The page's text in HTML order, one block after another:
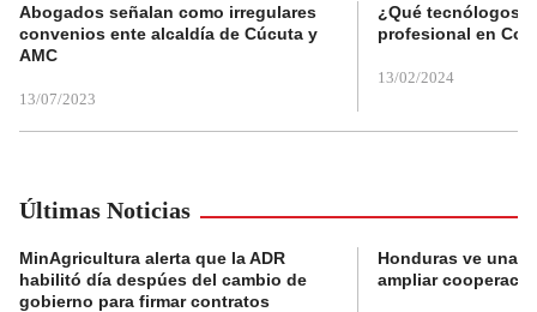
Abogados señalan como irregulares
convenios ente alcaldía de Cúcuta y
AMC
13/07/2023
¿Qué tecnólogos
profesional en
13/02/2024
Últimas Noticias
MinAgricultura alerta que la ADR
habilitó día despúes del cambio de
gobierno para firmar contratos
Honduras ve una
ampliar